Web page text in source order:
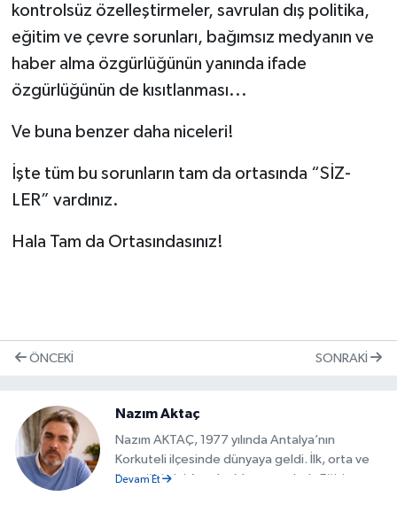
kontrolsüz özelleştirmeler, savrulan dış politika,
eğitim ve çevre sorunları, bağımsız medyanın ve
haber alma özgürlüğünün yanında ifade
özgürlüğünün de kısıtlanması...
Ve buna benzer daha niceleri!
İşte tüm bu sorunların tam da ortasında “SİZ-
LER” vardınız.
Hala Tam da Ortasındasınız!
ÖNCEKI SONRAKI
Nazım Aktaç
Nazım AKTAÇ, 1977 yılında Antalya’nın
Korkuteli ilçesinde dünyaya geldi. İlk, orta ve
lise eğitimini Antalya’da tamamladı. Eğitim
Devam Et